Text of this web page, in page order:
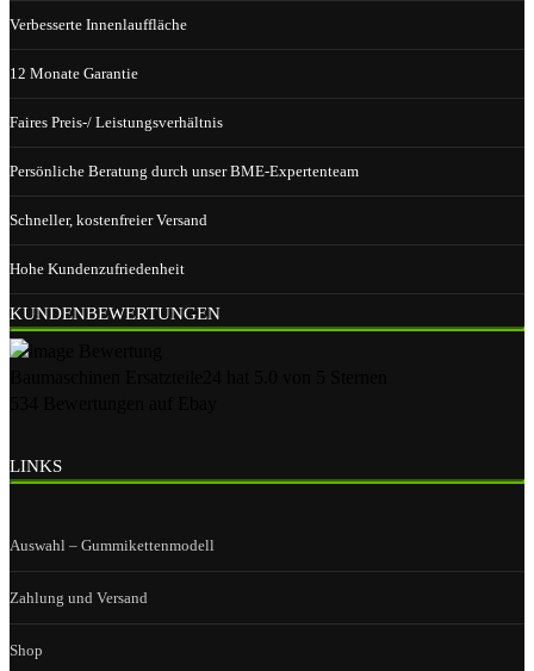
Verbesserte Innenlauffläche
12 Monate Garantie
Faires Preis-/ Leistungsverhältnis
Persönliche Beratung durch unser BME-Expertenteam
Schneller, kostenfreier Versand
Hohe Kundenzufriedenheit
KUNDENBEWERTUNGEN
LINKS
Auswahl – Gummikettenmodell
Zahlung und Versand
Shop